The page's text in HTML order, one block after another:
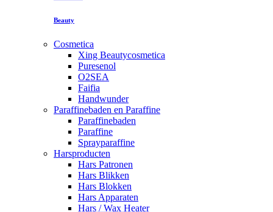
Beauty
Cosmetica
Xing Beautycosmetica
Puresenol
O2SEA
Faifia
Handwunder
Paraffinebaden en Paraffine
Paraffinebaden
Paraffine
Sprayparaffine
Harsproducten
Hars Patronen
Hars Blikken
Hars Blokken
Hars Apparaten
Hars / Wax Heater